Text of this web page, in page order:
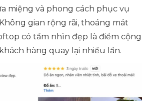
miệng và phong cách phục vụ
gian rộng rãi, thoáng mát
có tầm nhìn đẹp là điểm cộng
hàng quay lại nhiều lần.